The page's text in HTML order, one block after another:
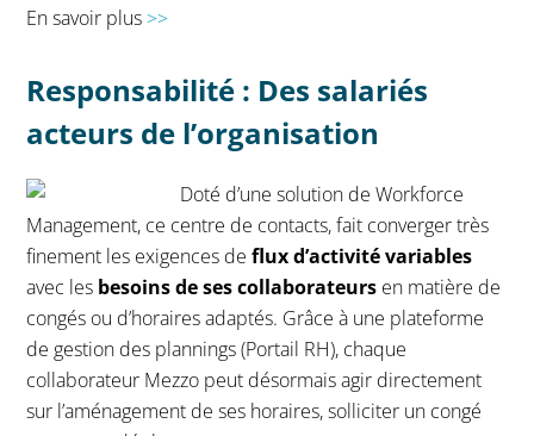
En savoir plus>>
Responsabilité : Des salariés
acteurs de l’organisation
Doté d’unesolution de Workforce
Management, ce centre de contacts, fait converger très
finement les exigences de flux d’activité variables
avec les besoins de ses collaborateurs en matière de
congés ou d’horaires adaptés. Grâce à une plateforme
de gestion des plannings (Portail RH), chaque
collaborateur Mezzo peut désormais agir directement
sur l’aménagement de ses horaires, solliciter un congé